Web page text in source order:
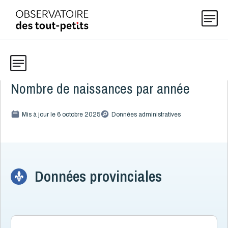
Thématiques
Explorer les données 0-5
Actualités
À propos
Données
Allaitement
Caractéristiques de la famille
Naissances
Nombre de naissances par année
Mis à jour le 6 octobre 2025 Données administratives
Données provinciales